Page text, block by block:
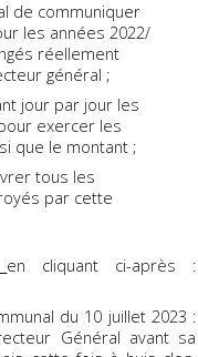
de communiquer
les années 2022/
réellement
général ;
jour par jour les
exercer les
que le montant ;
tous les
par cette
en cliquant ci-après :
du 10 juillet 2023 :
Général avant sa